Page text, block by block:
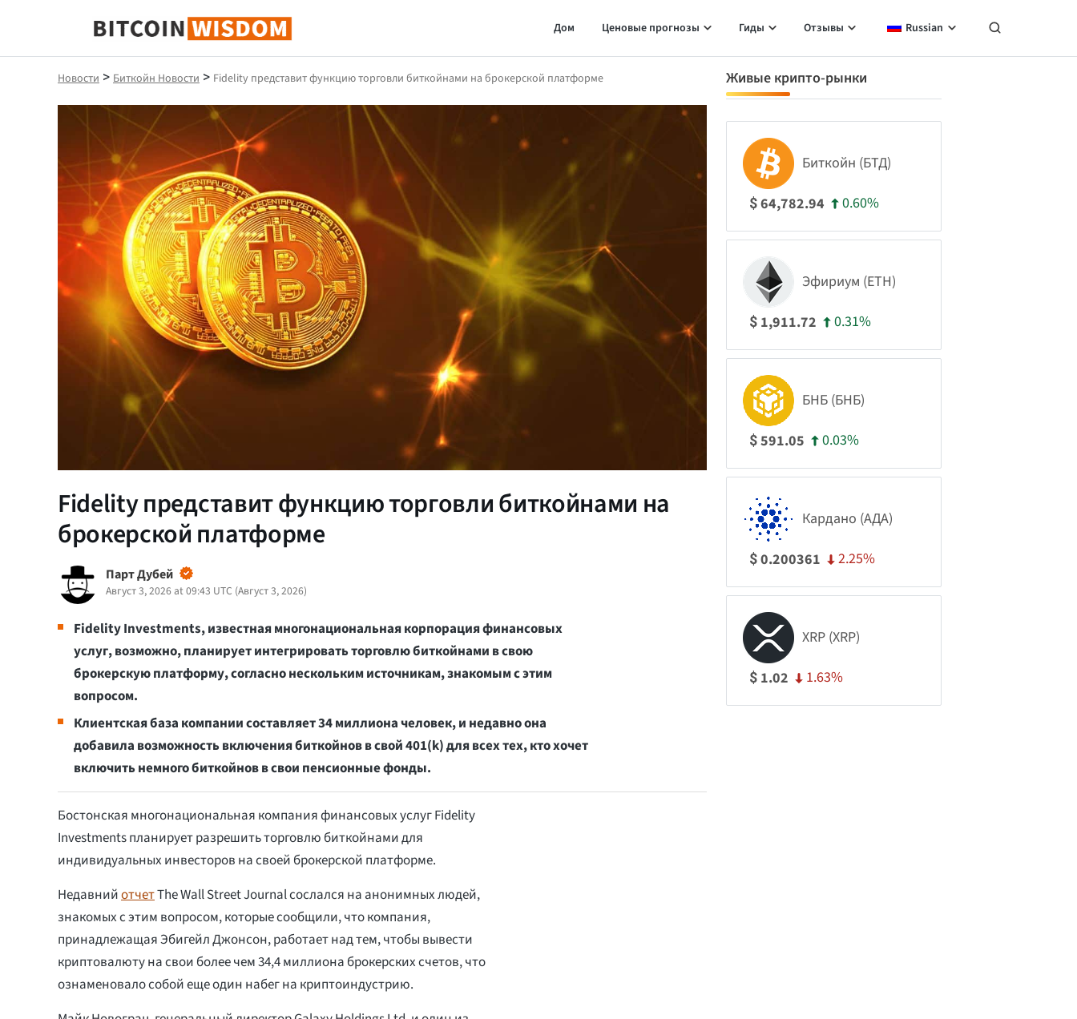
Биткойн Мудрость
Дом Ценовые прогнозы Гиды Отзывы Russian
Новости > Биткойн Новости > Fidelity представит функцию торговли биткойнами на брокерской платформе
Fidelity представит функцию торговли биткойнами на
брокерской платформе
Парт Дубей
Август 3, 2026 at 09:43 UTC (Август 3, 2026)
Fidelity Investments, известная многонациональная корпорация финансовых
услуг, возможно, планирует интегрировать торговлю биткойнами в свою
брокерскую платформу, согласно нескольким источникам, знакомым с этим
вопросом.
Клиентская база компании составляет 34 миллиона человек, и недавно она
добавила возможность включения биткойнов в свой 401(k) для всех тех, кто хочет
включить немного биткойнов в свои пенсионные фонды.
Бостонская многонациональная компания финансовых услуг Fidelity
Investments планирует разрешить торговлю биткойнами для
индивидуальных инвесторов на своей брокерской платформе.
НедавнийотчетThe Wall Street Journal сослался на анонимных людей,
знакомых с этим вопросом, которые сообщили, что компания,
принадлежащая Эбигейл Джонсон, работает над тем, чтобы вывести
криптовалюту на свои более чем 34,4 миллиона брокерских счетов, что
ознаменовало собой еще один набег на криптоиндустрию.
Живые крипто-рынки
Биткойн (БТД)
$64,782.94 0.60%
Эфириум (ETH)
$ 1,911.72 0.31%
БНБ (БНБ)
$591.05 0.03%
Кардано (АДА)
$0.200361 2.25%
XRP (XRP)
$ 1.02 1.63%